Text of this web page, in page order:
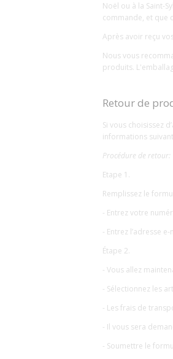
Noël ou à la Saint-
commande, et que
Après avoir reçu
Nous vous
produits.
Retour de
Si vous choisissez
informations
Procédure de retour:
Etape 1.
Remplissez le
- Entrez votre
- Entrez l’adresse
Étape 2.
- Vous allez
- Sélectionnez les
- Les frais de
- Il vous sera
- Soumettre le